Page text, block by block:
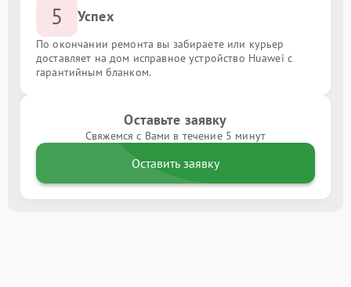
5 Успех
По окончании ремонта вы забираете или курьер
доставляет на дом исправное устройство Huawei с
гарантийным бланком.
Оставьте заявку
Свяжемся с Вами в течение 5 минут
Оставить заявку